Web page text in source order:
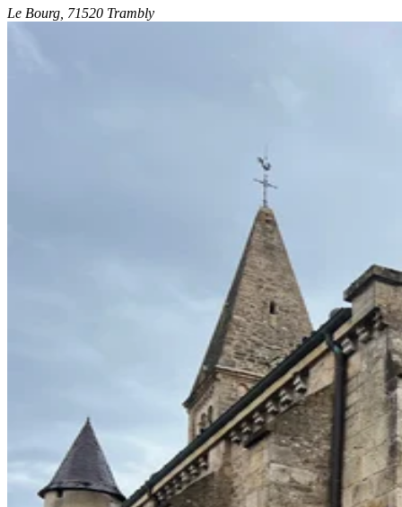
Le Bourg, 71520 Trambly